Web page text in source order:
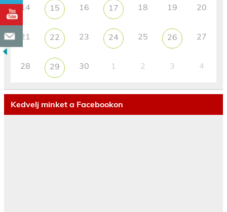
14 15 16 17 18 19 20
21 22 23 24 25 26 27
28 29 30 1 2 3 4
Kedvelj minket a Facebookon